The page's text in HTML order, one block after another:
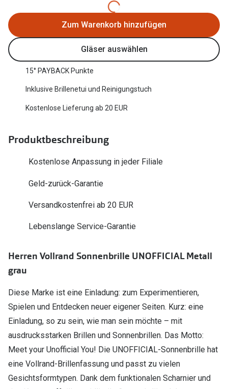
Nuance Audio Brille
Ray-Ban Meta
Oakley Meta
Brillentrends 2026
Glaspakete
Glasveredelungen
Brillenbügel
Brillenetuis
Brillenkettchen
Zum Warenkorb hinzufügen
Gläser auswählen
15° PAYBACK Punkte
Inklusive Brillenetui und Reinigungstuch
Kostenlose Lieferung ab 20 EUR
Produktbeschreibung
Kostenlose Anpassung in jeder Filiale
Geld-zurück-Garantie
Versandkostenfrei ab 20 EUR
Lebenslange Service-Garantie
Herren Vollrand Sonnenbrille UNOFFICIAL Metall
grau
Diese Marke ist eine Einladung: zum Experimentieren,
Spielen und Entdecken neuer eigener Seiten. Kurz: eine
Einladung, so zu sein, wie man sein möchte – mit
ausdrucksstarken Brillen und Sonnenbrillen. Das Motto:
Meet your Unofficial You! Die UNOFFICIAL-Sonnenbrille hat
eine Vollrand-Brillenfassung und passt zu vielen
Gesichtsformtypen. Dank dem funktionalen Scharnier und